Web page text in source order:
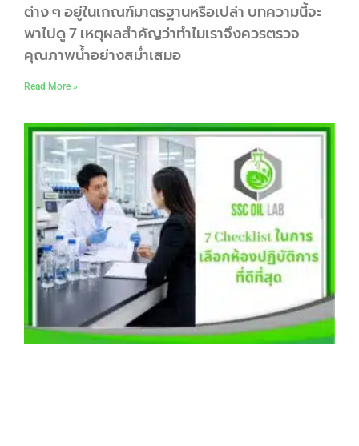
ต่าง ๆ อยู่ในเกณฑ์มาตรฐานหรือเปล่า บทความนี้จะ
พาไปดู 7 เหตุผลสำคัญว่าทำไมเราจึงควรตรวจ
คุณภาพน้ำอย่างสม่ำเสมอ
Read More »